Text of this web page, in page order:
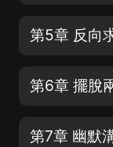
第5章 反向
第6章 擺脫
第7章 幽默